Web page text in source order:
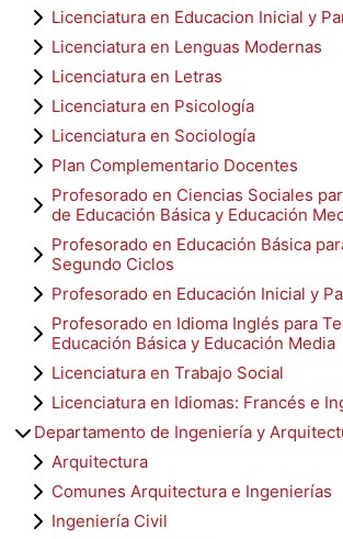
Licenciatura en Educacion Inicial y
Licenciatura en Lenguas Modernas
Licenciatura en Letras
Licenciatura en Psicología
Licenciatura en Sociología
Plan Complementario Docentes
Profesorado en Ciencias Sociales
de Educación Básica y Educación
Profesorado en Educación Básica
Segundo Ciclos
Profesorado en Educación Inicial y
Profesorado en Idioma Inglés para
Educación Básica y Educación Media
Licenciatura en Trabajo Social
Licenciatura en Idiomas: Francés e
Departamento de Ingeniería y
Arquitectura
Comunes Arquitectura e Ingenierías
Ingeniería Civil